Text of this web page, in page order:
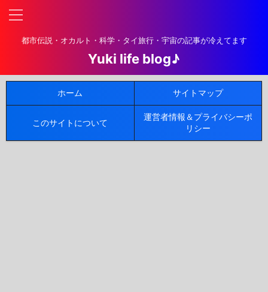
都市伝説・オカルト・科学・タイ旅行・宇宙の記事が冷えてます
Yuki life blog♪
ホーム サイトマップ
このサイトについて
運営者情報＆プライバシーポ
リシー